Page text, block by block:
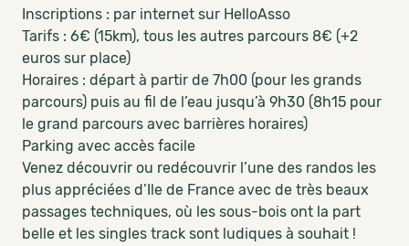
Inscriptions : par internet sur HelloAsso
Tarifs : 6€ (15km), tous les autres parcours 8€ (+2
euros sur place)
Horaires : départ à partir de 7h00 (pour les grands
parcours) puis au fil de l’eau jusqu’à 9h30 (8h15 pour
le grand parcours avec barrières horaires)
Parking avec accès facile
Venez découvrir ou redécouvrir l’une des randos les
plus appréciées d’Ile de France avec de très beaux
passages techniques, où les sous-bois ont la part
belle et les singles track sont ludiques à souhait !